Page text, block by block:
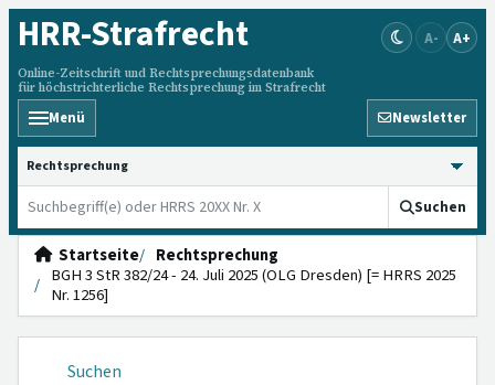
HRR-Strafrecht
Online-Zeitschrift und Rechtsprechungsdatenbank
für höchstrichterliche Rechtsprechung im Strafrecht
A- A+
Menü Newsletter
HRRS durchsuchen
Suchen
Startseite
Rechtsprechung
BGH 3 StR 382/24 - 24. Juli 2025 (OLG Dresden) [= HRRS 2025
Nr. 1256]
Suchen